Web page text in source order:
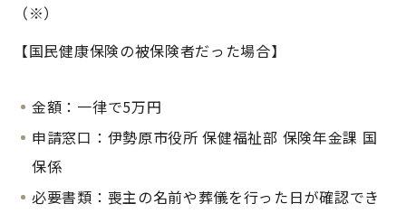
（※）
【国民健康保険の被保険者だった場合】
金額：一律で5万円
申請窓口：伊勢原市役所 保健福祉部 保険年金課 国
保係
必要書類：喪主の名前や葬儀を行った日が確認でき